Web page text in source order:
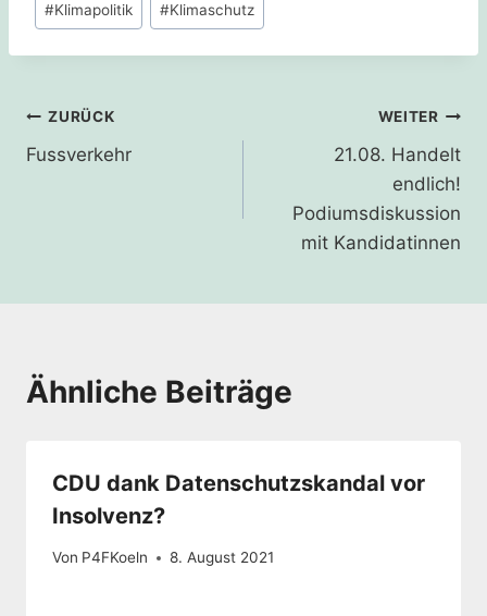
#Klimapolitik #Klimaschutz
Beitragsnavigation
ZURÜCK
Fussverkehr
WEITER
21.08. Handelt
endlich!
Podiumsdiskussion
mit Kandidatinnen
Ähnliche Beiträge
CDU dank Datenschutzskandal vor
Insolvenz?
Von P4FKoeln 8. August 2021